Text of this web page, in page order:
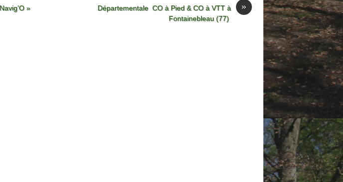
» »
Départementale CO à Pied & CO à VTT à
Fontainebleau (77)